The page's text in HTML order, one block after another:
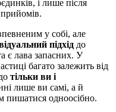
і лише після
у собі, але
підхід до
є лава запасних. У
багато залежить від
тільки ви і
лише ви самі, а й
одноосібно.